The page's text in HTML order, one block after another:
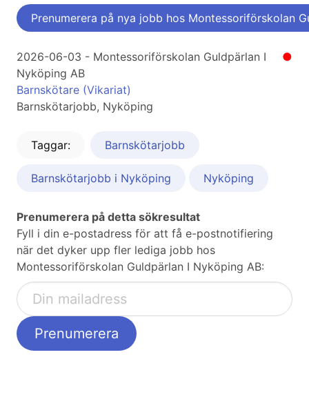
Prenumerera på nya jobb hos Montessoriförskolan
●
2026-06-03 - Montessoriförskolan Guldpärlan I
Nyköping AB
Barnskötare (Vikariat)
Barnskötarjobb, Nyköping
Taggar: Barnskötarjobb
Barnskötarjobb i Nyköping Nyköping
Prenumerera på detta sökresultat
Fyll i din e-postadress för att få e-postnotifiering
när det dyker upp fler lediga jobb hos
Montessoriförskolan Guldpärlan I Nyköping AB: